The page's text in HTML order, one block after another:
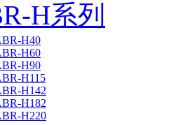
H系列
H40
H60
H90
H115
H142
H182
H220